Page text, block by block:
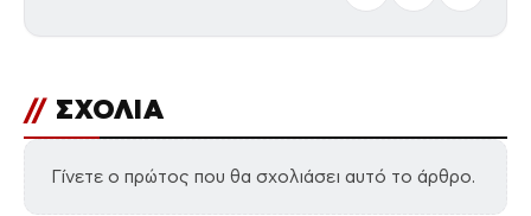
// ΣΧΟΛΙΑ
Γίνετε ο πρώτος που θα σχολιάσει αυτό το άρθρο.